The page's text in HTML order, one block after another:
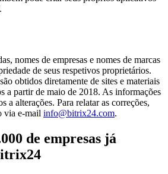
nomes de empresas e nomes de marcas
de seus respetivos proprietários.
obtidos diretamente de sites e materiais
a partir de maio de 2018. As informações
a alterações. Para relatar as correções,
via e-mail info@bitrix24.com.
de empresas já